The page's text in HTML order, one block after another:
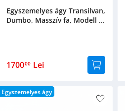
Egyszemelyes ágy Transilvan,
Dumbo, Masszív fa, Modell ...
170000 Lei
Egyszemelyes ágy